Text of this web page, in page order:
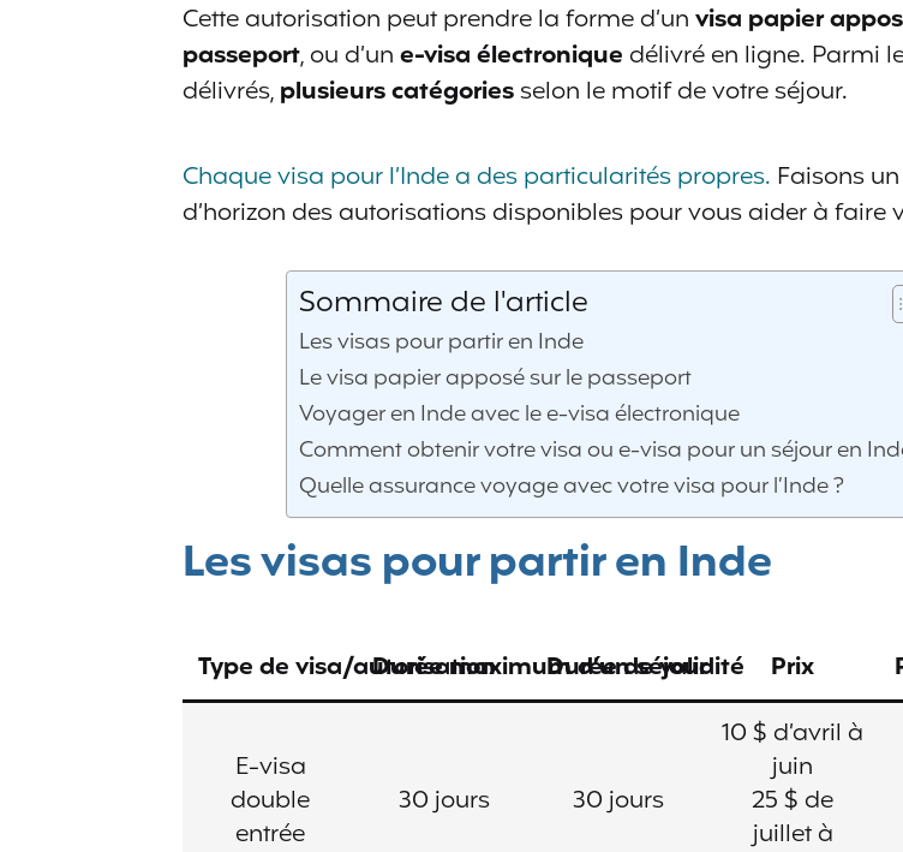
Cette autorisation peut prendre la forme d’unvisa papier
passeport, ou d’une-visa électroniquedélivré en ligne. Parmi
délivrés,plusieurs catégoriesselon le motif de votre séjour.
Chaque visa pour l’Inde a des particularités propres. Faisons
d’horizon des autorisations disponibles pour vous aider à faire
Sommaire de l'article
Les visas pour partir en Inde
Le visa papier apposé sur le passeport
Voyager en Inde avec le e-visa électronique
Comment obtenir votre visa ou e-visa pour un séjour en
Quelle assurance voyage avec votre visa pour l’Inde ?
Les visas pour partir en Inde
Type de visa/autorisationDurée maximum d’un séjour
Durée de validité Prix
E-visa
double
entrée
30 jours 30 jours
10 $ d’avril à
juin
25 $ de
juillet à